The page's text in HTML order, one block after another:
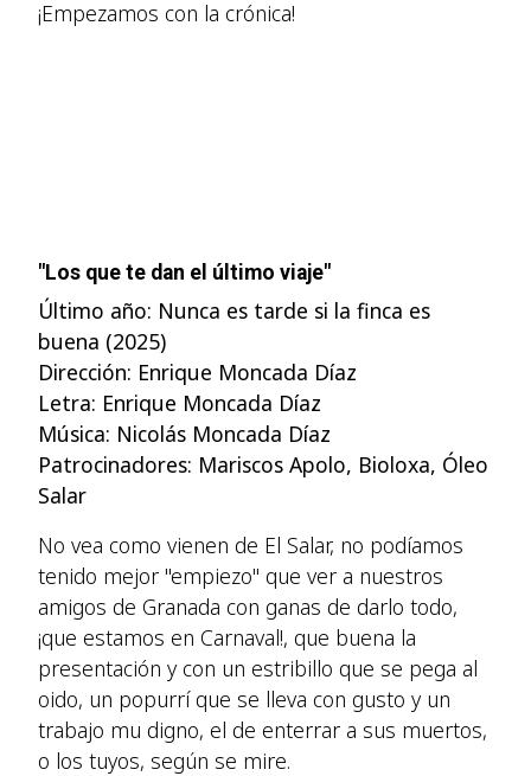
¡Empezamos con la crónica!
"Los que te dan el último viaje"
Último año: Nunca es tarde si la finca es
buena (2025)
Dirección: Enrique Moncada Díaz
Letra: Enrique Moncada Díaz
Música: Nicolás Moncada Díaz
Patrocinadores: Mariscos Apolo, Bioloxa, Óleo
Salar
No vea como vienen de El Salar, no podíamos
tenido mejor "empiezo" que ver a nuestros
amigos de Granada con ganas de darlo todo,
¡que estamos en Carnaval!, que buena la
presentación y con un estribillo que se pega al
oido, un popurrí que se lleva con gusto y un
trabajo mu digno, el de enterrar a sus muertos,
o los tuyos, según se mire.